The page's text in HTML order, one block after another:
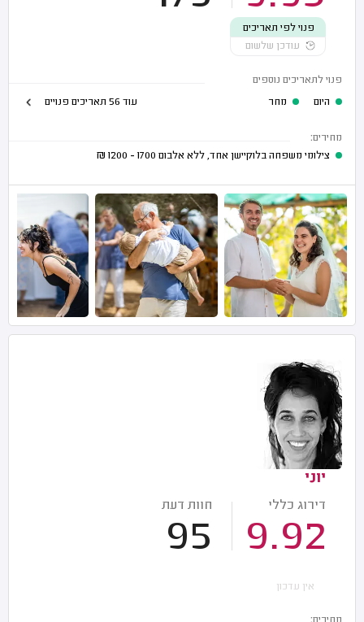
פנוי לפי תאריכים
עודכן שלשום
פנוי לתאריכים נוספים
היום
מחר עוד 56 תאריכים פנויים
מחירים:
צילומי משפחה בלוקיישן אחד, ללא אלבום 1700 - 1200
₪
יוני
דירוג כללי
9.92
חוות דעת
95
אין עדכון